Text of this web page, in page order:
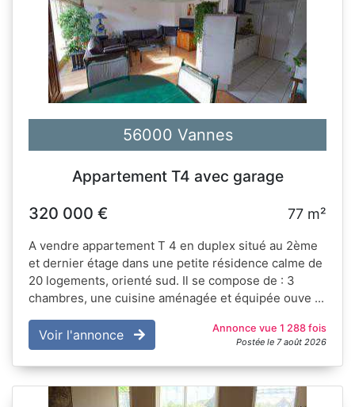
56000 Vannes
Appartement T4 avec garage
320 000 €
77 m²
A vendre appartement T 4 en duplex situé au 2ème
et dernier étage dans une petite résidence calme de
20 logements, orienté sud. Il se compose de : 3
chambres, une cuisine aménagée et équipée ouve ...
Voir l'annonce Annonce vue 1 288 fois
Postée le 7 août 2026